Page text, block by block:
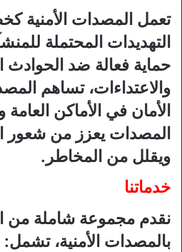
تعمل المصدات الأمنية
التهديدات المحتملة
حماية فعالة ضد الحوادث
والاعتداءات، تساهم
الأمان في الأماكن
المصدات يعزز من شعور
ويقلل من المخاطر.
خدماتنا
نقدم مجموعة شاملة من
بالمصدات الأمنية، تشمل: